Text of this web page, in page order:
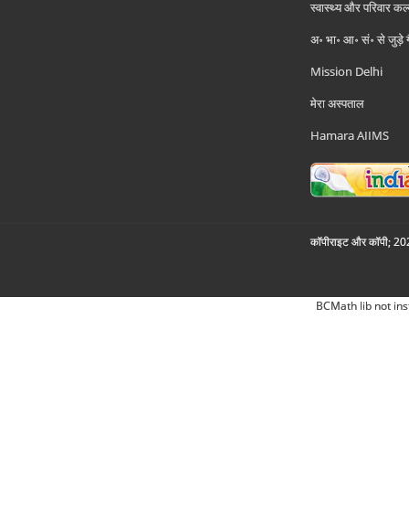
स्वास्थ्य और परिवार
अ॰ भा॰ आ॰ सं॰ से जुड़े
Mission Delhi
मेरा अस्पताल
Hamara AIIMS
कॉपीराइट और कॉपी;
BCMath lib not